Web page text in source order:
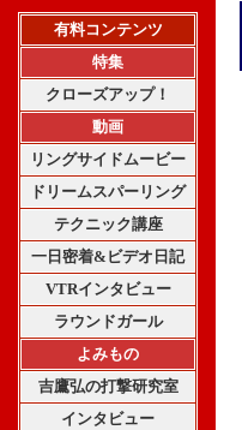
有料コンテンツ
特集
クローズアップ！
動画
リングサイドムービー
ドリームスパーリング
テクニック講座
一日密着&ビデオ日記
VTRインタビュー
ラウンドガール
よみもの
吉鷹弘の打撃研究室
インタビュー